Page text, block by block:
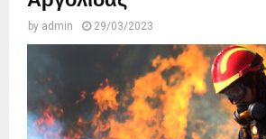
by admin 29/03/2023